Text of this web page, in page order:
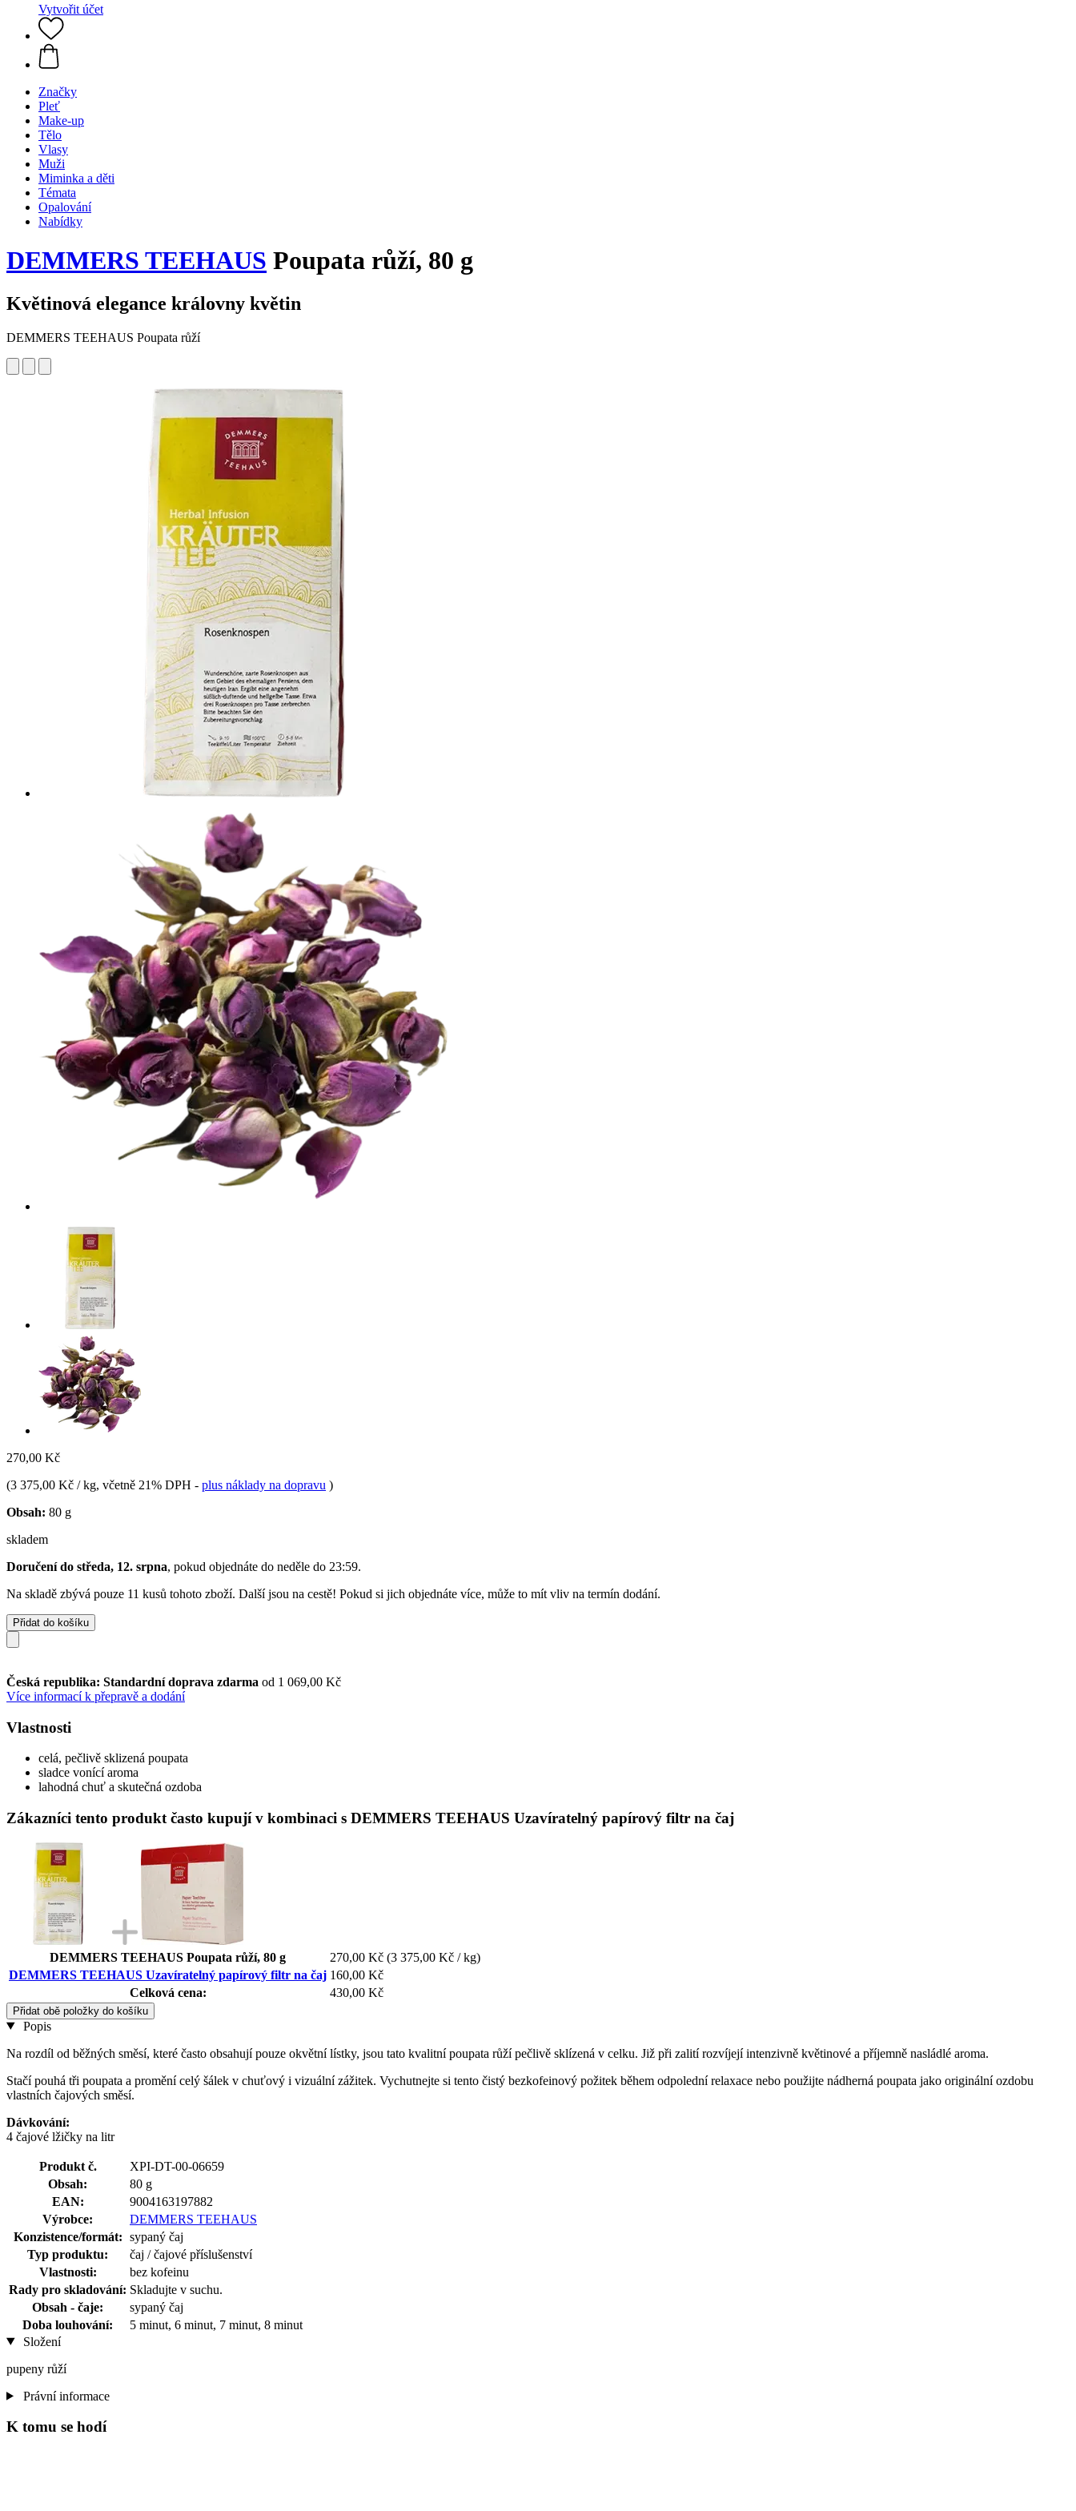
Vytvořit účet
Značky
Pleť
Make-up
Tělo
Vlasy
Muži
Miminka a děti
Témata
Opalování
Nabídky
DEMMERS TEEHAUS Poupata růží, 80 g
Květinová elegance královny květin
DEMMERS TEEHAUS Poupata růží
270,00 Kč
(3 375,00 Kč / kg, včetně 21% DPH - plus náklady na dopravu )
Obsah: 80 g
skladem
Doručení do středa, 12. srpna, pokud objednáte do neděle do 23:59.
Na skladě zbývá pouze 11 kusů tohoto zboží. Další jsou na cestě! Pokud si jich objednáte více, může to mít vliv na termín dodání.
Přidat do košíku
Česká republika: Standardní doprava zdarma od 1 069,00 Kč
Více informací k přepravě a dodání
Vlastnosti
celá, pečlivě sklizená poupata
sladce vonící aroma
lahodná chuť a skutečná ozdoba
Zákazníci tento produkt často kupují v kombinaci s DEMMERS TEEHAUS Uzavíratelný papírový filtr na čaj
DEMMERS TEEHAUS Poupata růží, 80 g 270,00 Kč (3 375,00 Kč / kg)
DEMMERS TEEHAUS Uzavíratelný papírový filtr na čaj 160,00 Kč
Celková cena:
430,00 Kč
Přidat obě položky do košíku
Popis
Na rozdíl od běžných směsí, které často obsahují pouze okvětní lístky, jsou tato kvalitní poupata růží pečlivě sklízená v celku. Již při zalití rozvíjejí intenzivně květinové a příjemně nasládlé aroma.
Stačí pouhá tři poupata a promění celý šálek v chuťový i vizuální zážitek. Vychutnejte si tento čistý bezkofeinový požitek během odpolední relaxace nebo použijte nádherná poupata jako originální ozdobu
vlastních čajových směsí.
Dávkování:
4 čajové lžičky na litr
Produkt č.
XPI-DT-00-06659
Obsah:
80 g
EAN:
9004163197882
Výrobce:
DEMMERS TEEHAUS
Konzistence/formát: sypaný čaj
Typ produktu:
čaj / čajové příslušenství
Vlastnosti:
bez kofeinu
Rady pro skladování: Skladujte v suchu.
Obsah - čaje:
sypaný čaj
Doba louhování:
5 minut, 6 minut, 7 minut, 8 minut
Složení
pupeny růží
Právní informace
K tomu se hodí